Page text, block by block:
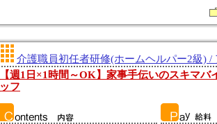
介護職員初任者研修(ホームヘルパー2級) /
【週1日×1時間～OK】家事手伝いのスキマバ
ッフ